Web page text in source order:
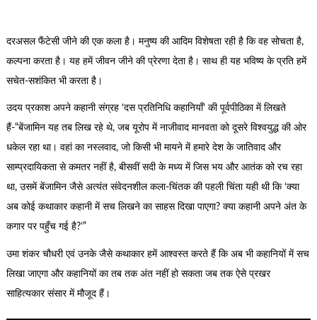
दरअसल फैंटेसी जीने की एक कला है। मनुष्य की आदिम विशेषता रही है कि वह सोचता है,
कल्पना करता है। यह हमें जीवन जीने की प्रेरणा देता है। साथ ही यह भविष्य के प्रति हमें
सचेत-सशंकित भी करता है।
उदय प्रकाश अपने कहानी संग्रह ‘दस प्रतिनिधि कहानियाँ’ की पूर्वपीठिका में लिखते
हैं-“बेंजामिन यह तब लिख रहे थे, जब यूरोप में नाजीवाद मानवता को दूसरे विश्वयुद्ध की ओर
धकेल रहा था। वहां का नस्लवाद, जो किसी भी मायने में हमारे देश के जातिवाद और
साम्प्रदायिकता से कमतर नहीं है, बीसवीं सदी के मध्य में जिस भय और आतंक को रच रहा
था, उसमें बेंजामिन जैसे अत्यंत संवेदनशील कला-चिंतक की पहली चिंता यही थी कि ‘क्या
अब कोई कथाकार कहानी में सच लिखने का साहस दिखा पाएगा? क्या कहानी अपने अंत के
कगार पर पहुँच गई है?’”
उमा शंकर चौधरी एवं उनके जैसे कथाकार हमें आश्वस्त करते हैं कि अब भी कहानियों में सच
लिखा जाएगा और कहानियों का तब तक अंत नहीं हो सकता जब तक ऐसे प्रखर
साहित्यकार संसार में मौजूद हैं।